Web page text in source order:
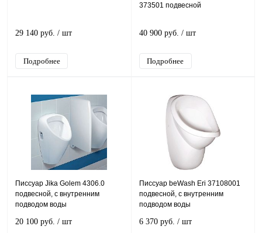
29 140 руб. / шт
Подробнее
373501 подвесной
40 900 руб. / шт
Подробнее
Писсуар Jika Golem 4306.0
подвесной, с внутренним
подводом воды
20 100 руб. / шт
Писсуар beWash Eri 37108001
подвесной, с внутренним
подводом воды
6 370 руб. / шт